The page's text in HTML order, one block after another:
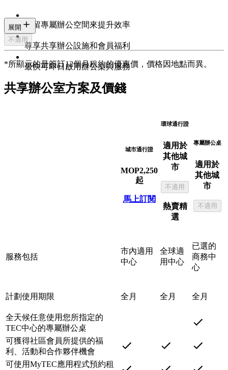
預留專屬辦公空間來提升效率
尊享共享辦公設施和會員福利
最快可即日啟用辦公桌與服務
展開
不適用
*所顯示的是簽訂12個月租約的優惠價，價格因地點而異。
共享辦公室方案及價錢
城市通行證
MOP2,250
起
馬上訂閱
環球通行證
適用於
其他城
市
不適用
熱賣精
選
專屬辦公桌
適用於
其他城
市
不適用
服務包括
市內適用
中心
全球適
用中心
已選的
商務中
心
計劃使用期限 全月 全月 全月
全天候任意使用您所指定的
TEC中心的專屬辦公桌
可獲得社區會員所提供的福
利、活動和合作夥伴機會
可使用MyTEC應用程式預約租